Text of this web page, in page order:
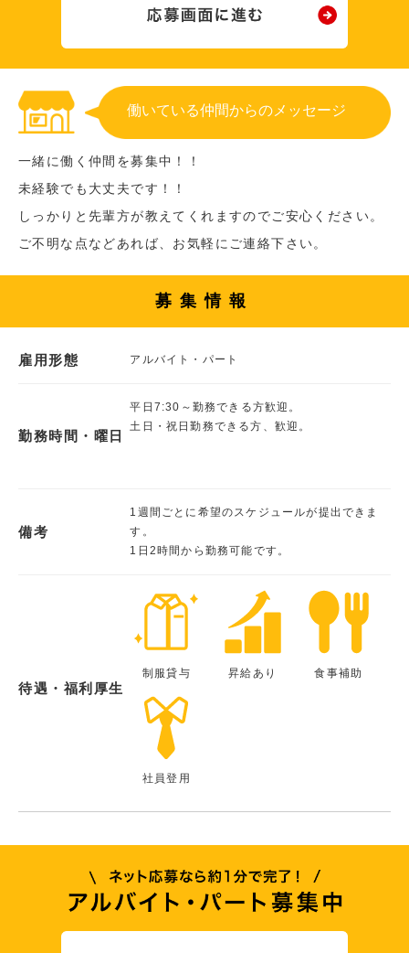
働いている仲間からのメッセージ
一緒に働く仲間を募集中！！
未経験でも大丈夫です！！
しっかりと先輩方が教えてくれますのでご安心ください。
ご不明な点などあれば、お気軽にご連絡下さい。
募集情報
雇用形態 アルバイト・パート
勤務時間・曜日
平日7:30～勤務できる方歓迎。
土日・祝日勤務できる方、歓迎。
備考
1週間ごとに希望のスケジュールが提出できま
す。
1日2時間から勤務可能です。
待遇・福利厚生
制服貸与 昇給あり 食事補助
社員登用